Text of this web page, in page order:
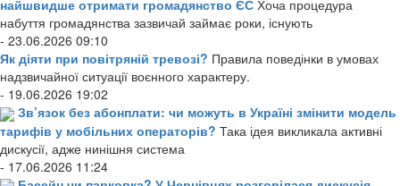
найшвидше отримати громадянство ЄС Хоча процедура
набуття громадянства зазвичай займає роки, існують
- 23.06.2026 09:10
Як діяти при повітряній тревозі? Правила поведінки в умовах
надзвичайної ситуації воєнного характеру.
- 19.06.2026 19:02
Зв’язок без абонплати: чи можуть в Україні змінити модель
тарифів у мобільних операторів? Така ідея викликала активні
дискусії, адже нинішня система
- 17.06.2026 11:24